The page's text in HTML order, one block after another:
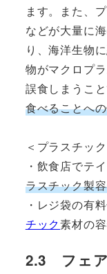
ます。また、
などが大量に
り、海洋生物
物がマクロプ
誤食しまうこと
食べることへ
＜プラスチッ
・飲食店でテ
ラスチック製
・レジ袋の有
チック素材の容
2.3 フェア